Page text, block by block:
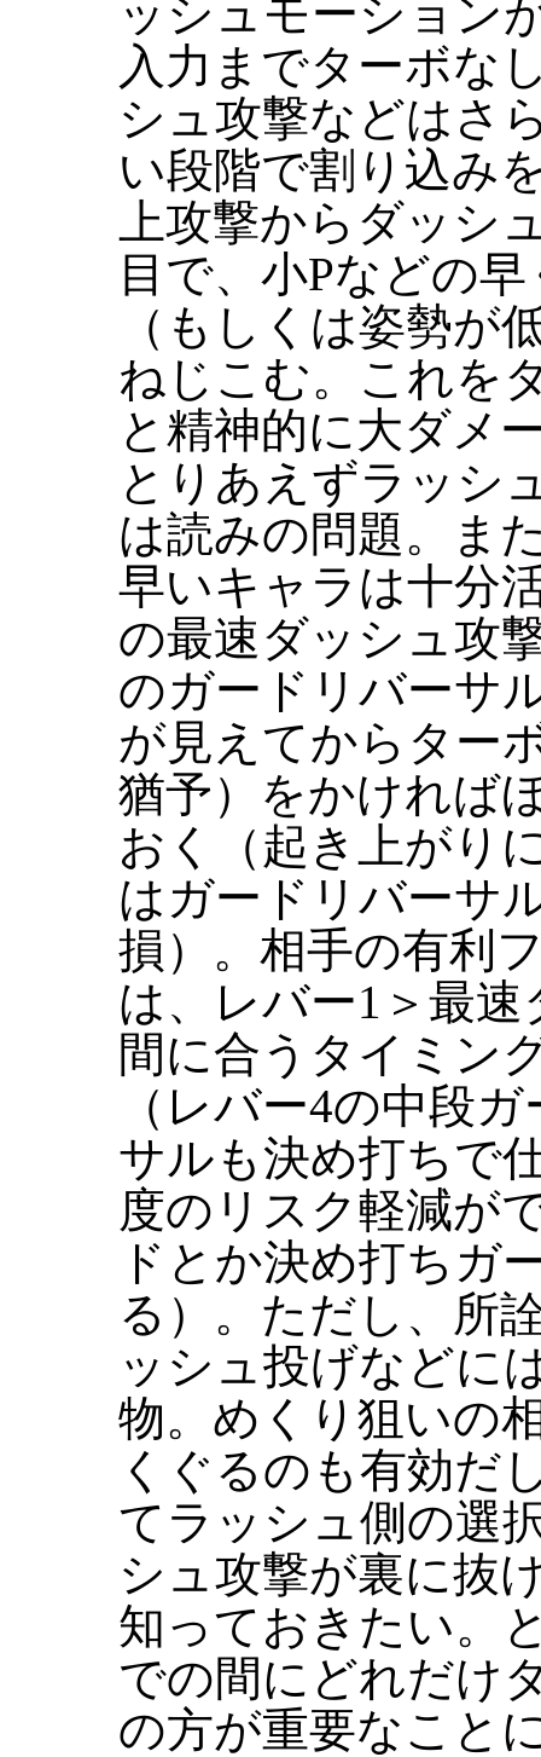
ッシュモーション
入力までターボな
シュ攻撃などはさ
い段階で割り込み
上攻撃からダッシ
目で、小Pなどの
（もしくは姿勢が
ねじこむ。これを
と精神的に大ダメ
とりあえずラッシ
は読みの問題。ま
早いキャラは十分
の最速ダッシュ攻
のガードリバーサ
が見えてからター
猶予）をかければ
おく（起き上がり
はガードリバーサ
損）。相手の有利
は、レバー1＞最
間に合うタイミン
（レバー4の中段
サルも決め打ちで
度のリスク軽減が
ドとか決め打ちガ
る）。ただし、所
ッシュ投げなどに
物。めくり狙いの
くぐるのも有効だ
てラッシュ側の選
シュ攻撃が裏に抜
知っておきたい。
での間にどれだけ
の方が重要なこと